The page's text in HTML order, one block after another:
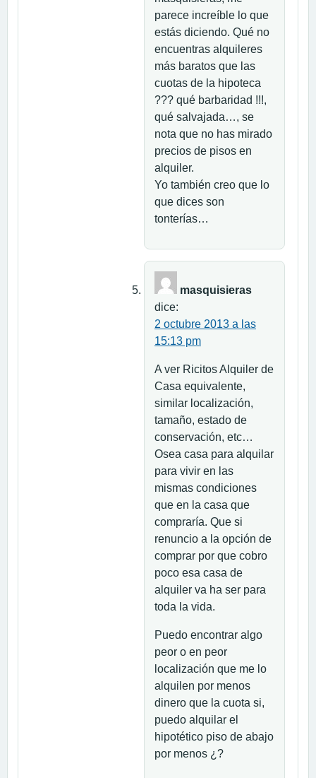
parece increíble lo que
estás diciendo. Qué no
encuentras alquileres
más baratos que las
cuotas de la hipoteca
??? qué barbaridad !!!,
qué salvajada…, se
nota que no has mirado
precios de pisos en
alquiler.
Yo también creo que lo
que dices son
tonterías…
masquisieras
dice:
2 octubre 2013 a las
15:13 pm
A ver Ricitos Alquiler de
Casa equivalente,
similar localización,
tamaño, estado de
conservación, etc…
Osea casa para alquilar
para vivir en las
mismas condiciones
que en la casa que
compraría. Que si
renuncio a la opción de
comprar por que cobro
poco esa casa de
alquiler va ha ser para
toda la vida.
Puedo encontrar algo
peor o en peor
localización que me lo
alquilen por menos
dinero que la cuota si,
puedo alquilar el
hipotético piso de abajo
por menos ¿?